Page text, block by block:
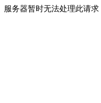
服务器暂时无法处理此请求